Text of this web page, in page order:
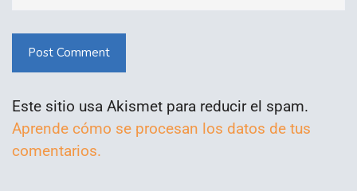
Post Comment
Este sitio usa Akismet para reducir el spam.
Aprende cómo se procesan los datos de tus
comentarios.